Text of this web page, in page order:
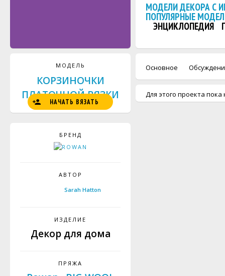
МОДЕЛИ ДЕКОРА С
ПОПУЛЯРНЫЕ
ЭНЦИКЛОПЕДИЯ
МОДЕЛЬ
КОРЗИНОЧКИ
ПЛАТОЧНОЙ ВЯЗКИ
НАЧАТЬ ВЯЗАТЬ
БРЕНД
АВТОР
Sarah Hatton
ИЗДЕЛИЕ
Декор для дома
ПРЯЖА
Основное
Для этого проекта